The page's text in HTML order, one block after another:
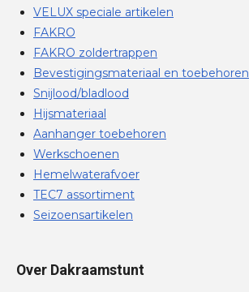
VELUX speciale artikelen
FAKRO
FAKRO zoldertrappen
Bevestigingsmateriaal en toebehoren
Snijlood/bladlood
Hijsmateriaal
Aanhanger toebehoren
Werkschoenen
Hemelwaterafvoer
TEC7 assortiment
Seizoensartikelen
Over Dakraamstunt